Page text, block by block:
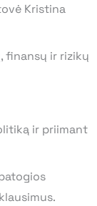
Kristina
finansų ir rizikų
ir priimant